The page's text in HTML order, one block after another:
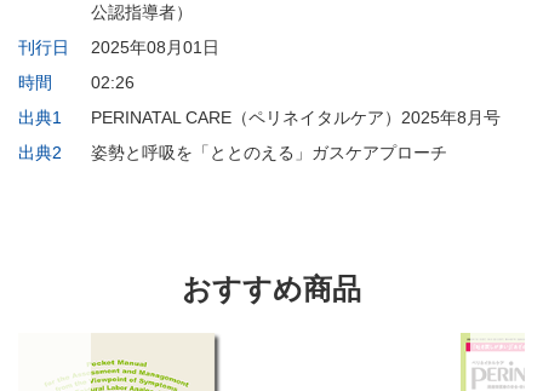
公認指導者）
刊行日
2025年08月01日
時間
02:26
出典1
PERINATAL CARE（ペリネイタルケア）2025年8月号
出典2
姿勢と呼吸を「ととのえる」ガスケアプローチ
おすすめ商品